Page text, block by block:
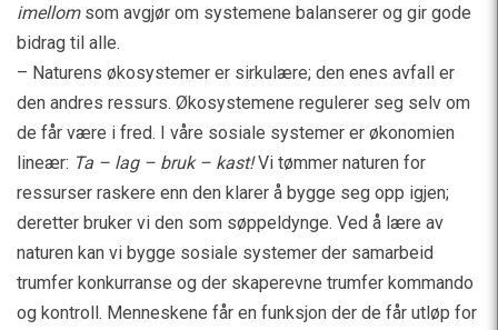
imellomsom avgjør om systemene balanserer og gir gode
bidrag til alle.
– Naturens økosystemer er sirkulære; den enes avfall er
den andres ressurs. Økosystemene regulerer seg selv om
de får være i fred. I våre sosiale systemer er økonomien
lineær: Ta – lag – bruk – kast!Vi tømmer naturen for
ressurser raskere enn den klarer å bygge seg opp igjen;
deretter bruker vi den som søppeldynge. Ved å lære av
naturen kan vi bygge sosiale systemer der samarbeid
trumfer konkurranse og der skaperevne trumfer kommando
og kontroll. Menneskene får en funksjon der de får utløp for